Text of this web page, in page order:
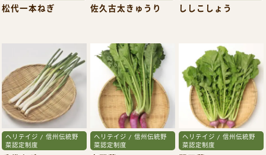
松代一本ねぎ 佐久古太きゅうり ししこしょう
ヘリテイジ / 信州伝統野
菜認定制度
ヘリテイジ / 信州伝統野
菜認定制度
ヘリテイジ / 信州伝統野
菜認定制度